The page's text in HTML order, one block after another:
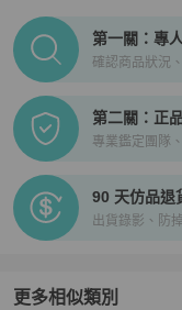
PopChill拍拍圈正品
第一關：專
確認商品狀況
第二關：正
專業鑑定團隊
90 天仿品退
出貨錄影、防
更多相似類別